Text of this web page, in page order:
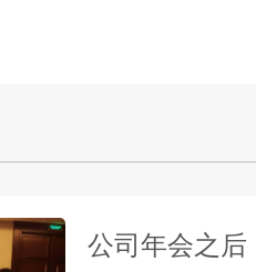
公司年会之后